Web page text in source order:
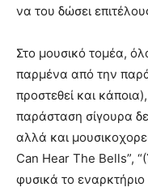
να του δώσει
Στο μουσικό τομέα,
παρμένα από την
προστεθεί και κάποια),
παράσταση σίγουρα
αλλά και
Can Hear The Bells”,
φυσικά το